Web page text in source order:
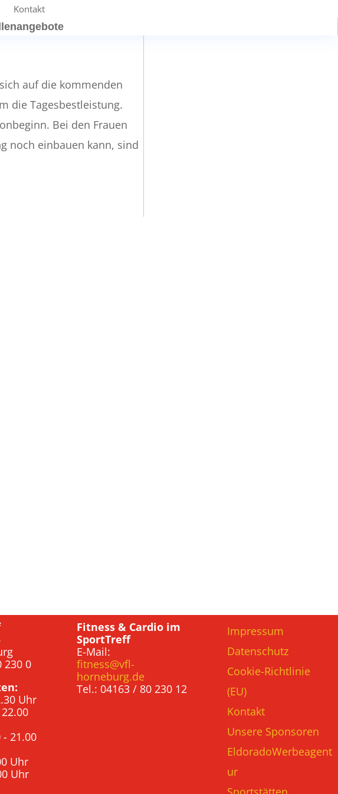
Kontakt
auf die kommenden
die Tagesbestleistung.
Bei den Frauen
noch einbauen kann, sind
230 0
Uhr
- 21.00
Uhr
Uhr
Fitness & Cardio im
SportTreff
E-Mail:
fitness@vfl-
horneburg.de
Tel.: 04163 / 80 230 12
Impressum
Datenschutz
Cookie-Richtlinie
(EU)
Kontakt
Unsere Sponsoren
EldoradoWerbeagent
ur